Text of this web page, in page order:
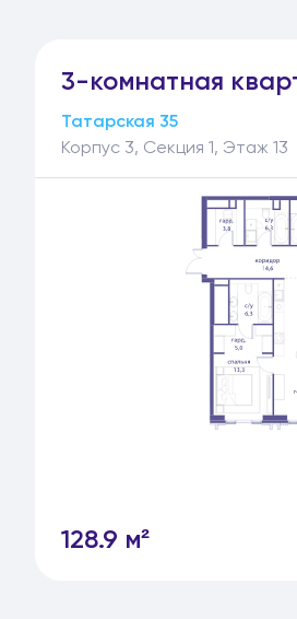
3-комнатная
Татарская 35
Корпус 3, Секция 1, Этаж 13
128.9 м²